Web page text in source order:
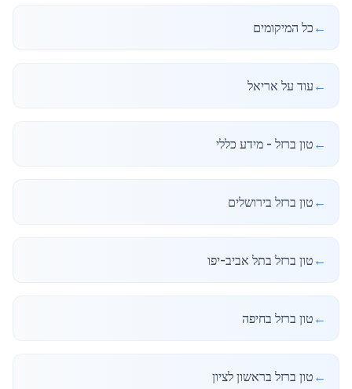
← כל המיקומים
← עוד על אריאל
← טון ברזל - מידע כללי
← טון ברזל בירושלים
← טון ברזל בתל אביב-יפו
← טון ברזל בחיפה
← טון ברזל בראשון לציון